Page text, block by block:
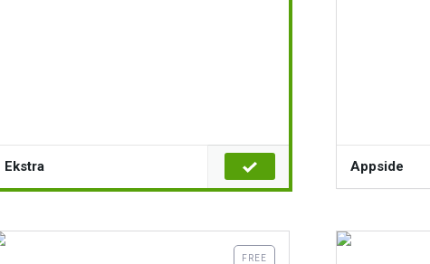
Ekstra Appside
FREE